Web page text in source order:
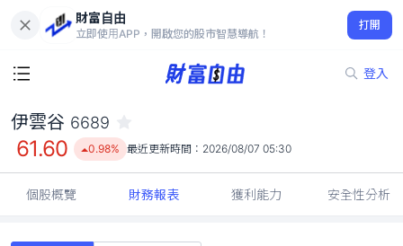
財富自由
立即使用APP，開啟您的股市智慧導航！
打開
登入
61.60
0.98%
伊雲谷 6689
61.60 0.98% 最近更新時間： 2026/08/07 05:30
個股概覽 財務報表 獲利能力 安全性分析